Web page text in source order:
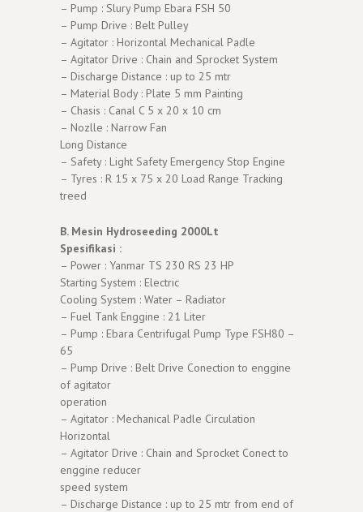
– Pump : Slury Pump Ebara FSH 50
– Pump Drive : Belt Pulley
– Agitator : Horizontal Mechanical Padle
– Agitator Drive : Chain and Sprocket System
– Discharge Distance : up to 25 mtr
– Material Body : Plate 5 mm Painting
– Chasis : Canal C 5 x 20 x 10 cm
– Nozlle : Narrow Fan
Long Distance
– Safety : Light Safety Emergency Stop Engine
– Tyres : R 15 x 75 x 20 Load Range Tracking
treed
B. Mesin Hydroseeding 2000Lt
Spesifikasi :
– Power : Yanmar TS 230 RS 23 HP
Starting System : Electric
Cooling System : Water – Radiator
– Fuel Tank Enggine : 21 Liter
– Pump : Ebara Centrifugal Pump Type FSH80 –
65
– Pump Drive : Belt Drive Conection to enggine
of agitator
operation
– Agitator : Mechanical Padle Circulation
Horizontal
– Agitator Drive : Chain and Sprocket Conect to
enggine reducer
speed system
– Discharge Distance : up to 25 mtr from end of